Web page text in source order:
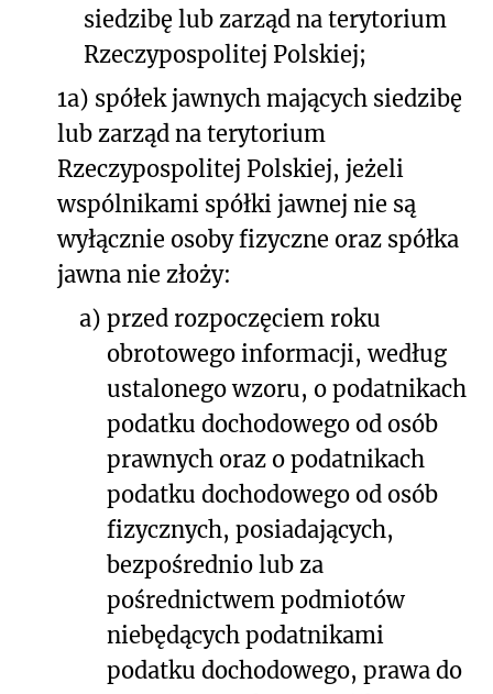
siedzibę lub zarząd na terytorium
Rzeczypospolitej Polskiej;
1a) spółek jawnych mających siedzibę
lub zarząd na terytorium
Rzeczypospolitej Polskiej, jeżeli
wspólnikami spółki jawnej nie są
wyłącznie osoby fizyczne oraz spółka
jawna nie złoży:
a) przed rozpoczęciem roku
obrotowego informacji, według
ustalonego wzoru, o podatnikach
podatku dochodowego od osób
prawnych oraz o podatnikach
podatku dochodowego od osób
fizycznych, posiadających,
bezpośrednio lub za
pośrednictwem podmiotów
niebędących podatnikami
podatku dochodowego, prawa do